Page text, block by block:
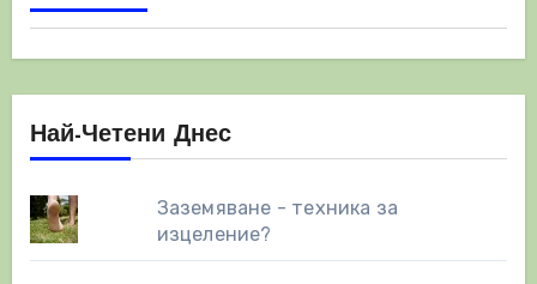
страници
Най-Четени Днес
Заземяване - техника за
изцеление?